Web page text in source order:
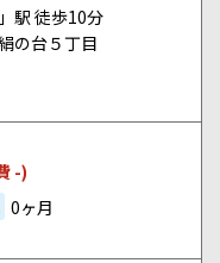
駅 徒歩10分
の台５丁目
-)
0ヶ月